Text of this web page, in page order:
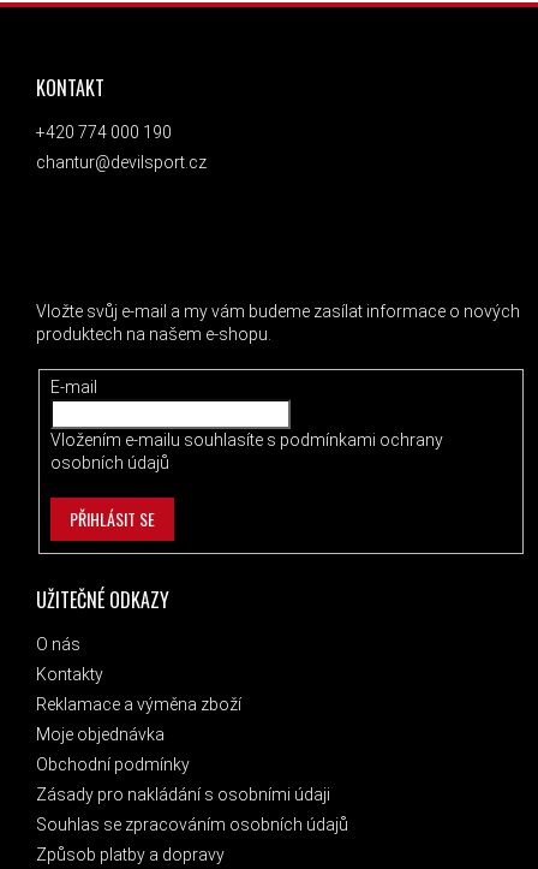
ZÁPATÍ
UŽITEČNÉ ODKAZY
O nás
Kontakty
Reklamace a výměna zboží
Moje objednávka
Obchodní podmínky
Zásady pro nakládání s osobními údaji
Souhlas se zpracováním osobních údajů
Způsob platby a dopravy
KONTAKT
+420 774 000 190
chantur@devilsport.cz
Vložte svůj e-mail a my vám budeme zasílat informace o nových
produktech na našem e-shopu.
E-mail
Vložením e-mailu souhlasíte s podmínkami ochrany
osobních údajů
PŘIHLÁSIT SE